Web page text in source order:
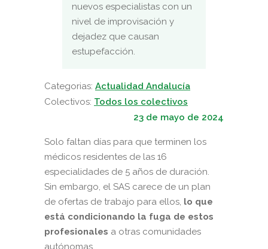
nuevos especialistas con un
nivel de improvisación y
dejadez que causan
estupefacción.
Categorias: Actualidad Andalucía
Colectivos: Todos los colectivos
23 de mayo de 2024
Solo faltan días para que terminen los
médicos residentes de las 16
especialidades de 5 años de duración.
Sin embargo, el SAS carece de un plan
de ofertas de trabajo para ellos, lo que
está condicionando la fuga de estos
profesionales a otras comunidades
autónomas.